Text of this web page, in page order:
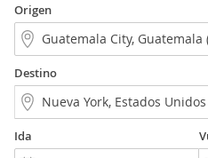
Origen
Destino
Ida